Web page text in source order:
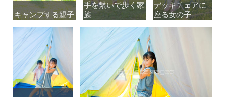
キャンプする親子
キャンプする親子
手を繋いで歩く家
族
手を繋いで歩く家
族
デッキチェアに
座る女の子
デッキチェアに
座る女の子